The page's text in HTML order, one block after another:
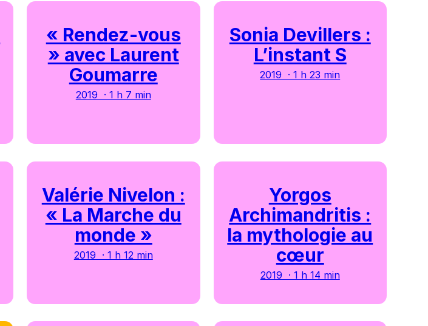
« Rendez-vous
» avec Laurent
Goumarre
2019 · 1 h 7 min
Sonia Devillers :
L’instant S
2019 · 1 h 23 min
Valérie Nivelon :
« La Marche du
monde »
2019 · 1 h 12 min
Yorgos
Archimandritis :
la mythologie au
cœur
2019 · 1 h 14 min